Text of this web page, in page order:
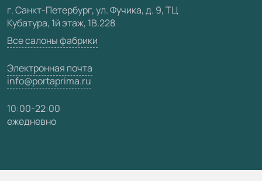
Карта сайта
г. Санкт-Петербург, ул. Фучика, д. 9, ТЦ
Кубатура, 1й этаж, 1В.228
Все салоны фабрики
Электронная почта
info@portaprima.ru
10:00-22:00
ежедневно